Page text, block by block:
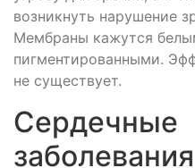
возникнуть нарушение
Мембраны кажутся
пигментированными.
не существует.
Сердечные